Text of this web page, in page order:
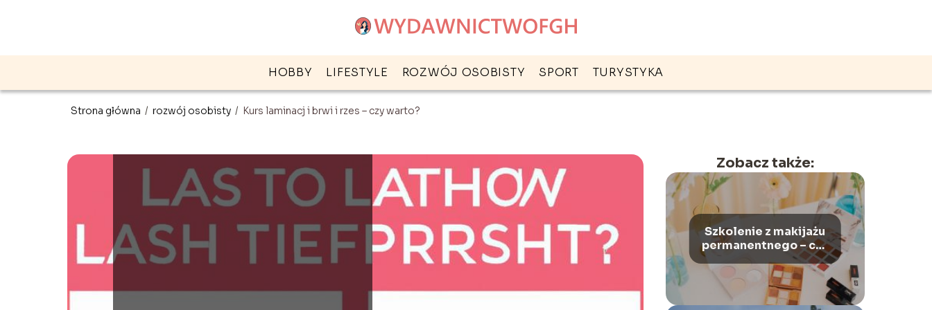
HOBBY LIFESTYLE ROZWÓJ OSOBISTY SPORT TURYSTYKA
Strona główna / rozwój osobisty / Kurs laminacj i brwi i rzes – czy warto?
Zobacz także:
Szkolenie z makijażu
permanentnego – czy
warto?